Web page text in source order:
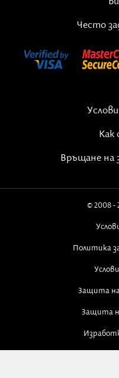
Често
Как
Връщане на
© 2008 -
Политика
Защита
Защита